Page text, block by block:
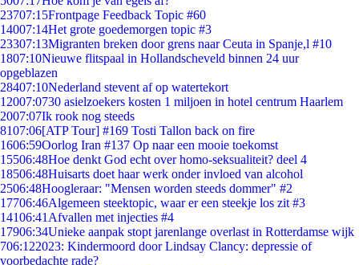
23707:15Frontpage Feedback Topic #60
14007:14Het grote goedemorgen topic #3
23307:13Migranten breken door grens naar Ceuta in Spanje,l #10
1807:10Nieuwe flitspaal in Hollandscheveld binnen 24 uur
opgeblazen
28407:10Nederland stevent af op watertekort
12007:0730 asielzoekers kosten 1 miljoen in hotel centrum Haarlem
2007:07Ik rook nog steeds
8107:06[ATP Tour] #169 Tosti Tallon back on fire
1606:59Oorlog Iran #137 Op naar een mooie toekomst
15506:48Hoe denkt God echt over homo-seksualiteit? deel 4
18506:48Huisarts doet haar werk onder invloed van alcohol
2506:48Hoogleraar: "Mensen worden steeds dommer" #2
17706:46Algemeen steektopic, waar er een steekje los zit #3
14106:41 Afvallen met injecties #4
17906:34Unieke aanpak stopt jarenlange overlast in Rotterdamse wijk
706:122023: Kindermoord door Lindsay Clancy: depressie of
voorbedachte rade?